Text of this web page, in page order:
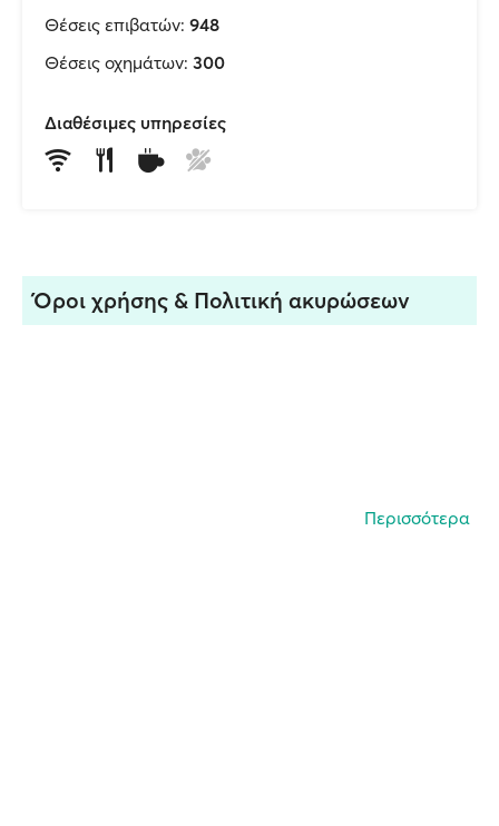
Θέσεις επιβατών: 948
Θέσεις οχημάτων: 300
Διαθέσιμες υπηρεσίες
Όροι χρήσης & Πολιτική ακυρώσεων
Περισσότερα